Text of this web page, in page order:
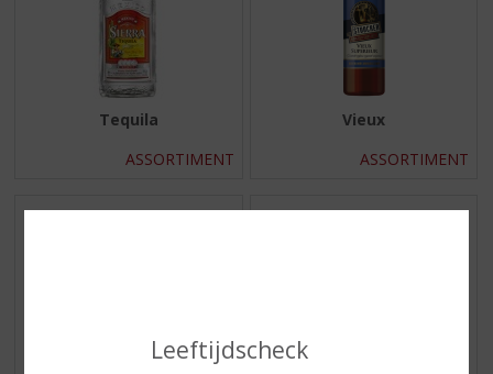
Leeftijdscheck
Tequila
ASSORTIMENT
Vieux
ASSORTIMENT